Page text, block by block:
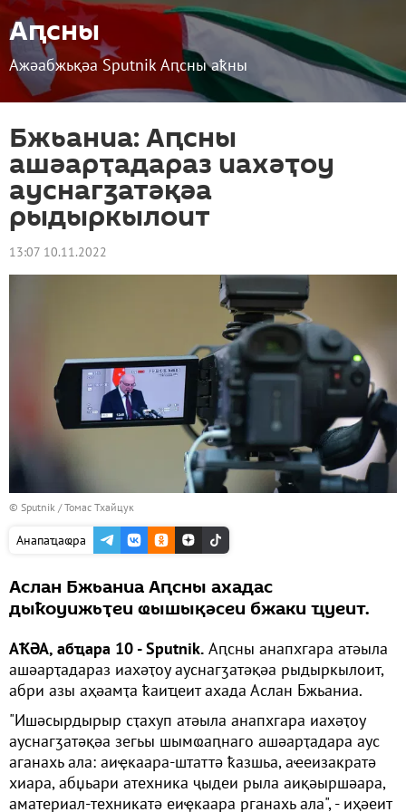
Аԥсны
Ажәабжьқәа Sputnik Аԥсны аҟны
Бжьаниа: Аԥсны
ашәарҭадараз иахәҭоу
ауснагӡатәқәа
рыдыркылоит
13:07 10.11.2022
© Sputnik / Томас Тхайцук
Анапаҵаҩра
Аслан Бжьаниа Аԥсны ахадас
дыҟоуижьҭеи ҩышықәсеи бжаки ҵуеит.
АҞӘА, абҵара 10 - Sputnik. Аԥсны анапхгара атәыла
ашәарҭадараз иахәҭоу ауснагӡатәқәа рыдыркылоит,
абри азы аҳәамҭа ҟаиҵеит ахада Аслан Бжьаниа.
"Ишәсырдырыр сҭахуп атәыла анапхгара иахәҭоу
ауснагӡатәқәа зегьы шымҩаԥнаго ашәарҭадара аус
аганахь ала: аиҿкаара-штаттә ҟазшьа, аҽеизакратә
хиара, абџьари атехника ҷыдеи рыла аиқәыршәара,
аматериал-техникатә еиҿкаара рганахь ала", - иҳәеит